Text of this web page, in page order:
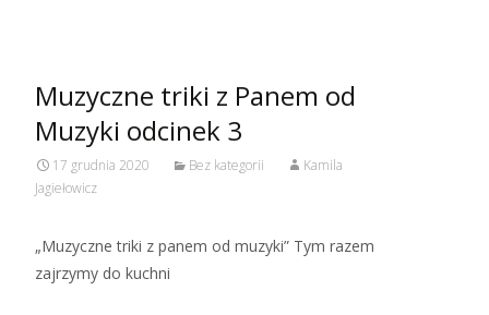
Muzyczne triki z Panem od
Muzyki odcinek 3
17 grudnia 2020 Bez kategorii
Kamila
Jagiełowicz
„Muzyczne triki z panem od muzyki” Tym razem
zajrzymy do kuchni